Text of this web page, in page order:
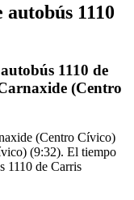
1110
1110 de
(Centro
(Centro Cívico)
(9:32). El tiempo
1110 de Carris